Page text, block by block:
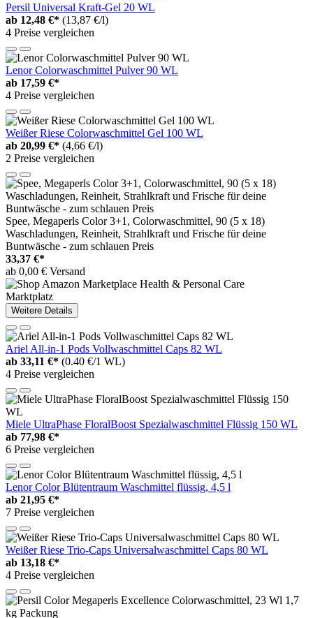
Persil Universal Kraft-Gel 20 WL
ab 12,48 €* (13,87 €/l)
4 Preise vergleichen
Lenor Colorwaschmittel Pulver 90 WL
ab 17,59 €*
4 Preise vergleichen
Weißer Riese Colorwaschmittel Gel 100 WL
ab 20,99 €* (4,66 €/l)
2 Preise vergleichen
Spee, Megaperls Color 3+1, Colorwaschmittel, 90 (5 x 18)
Waschladungen, Reinheit, Strahlkraft und Frische für deine
Buntwäsche - zum schlauen Preis
33,37 €*
ab 0,00 € Versand
Marktplatz
Weitere Details
Ariel All-in-1 Pods Vollwaschmittel Caps 82 WL
ab 33,11 €* (0.40 €/1 WL)
4 Preise vergleichen
Miele UltraPhase FloralBoost Spezialwaschmittel Flüssig 150 WL
ab 77,98 €*
6 Preise vergleichen
Lenor Color Blütentraum Waschmittel flüssig, 4,5 l
ab 21,95 €*
7 Preise vergleichen
Weißer Riese Trio-Caps Universalwaschmittel Caps 80 WL
ab 13,18 €*
4 Preise vergleichen